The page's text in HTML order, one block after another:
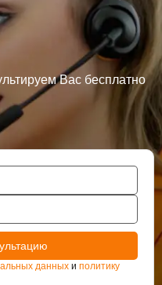
Вас бесплатно
данных и политику